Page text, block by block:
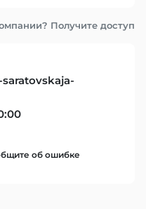
Получите доступ
об ошибке